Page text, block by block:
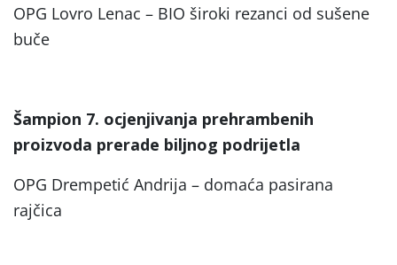
OPG Lovro Lenac – BIO široki rezanci od sušene
buče
Šampion 7. ocjenjivanja prehrambenih
proizvoda prerade biljnog podrijetla
OPG Drempetić Andrija – domaća pasirana
rajčica